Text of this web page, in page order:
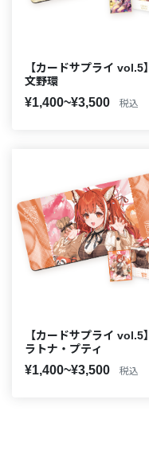
【カードサプライ vol.5】
文野環
¥1,400~¥3,500 税込
【カードサプライ vol.5】
ラトナ・プティ
¥1,400~¥3,500 税込